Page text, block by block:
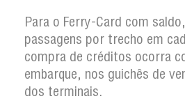
Para o Ferry-Card com
passagens por trecho em
compra de créditos ocorra
embarque, nos guichês de
dos terminais.